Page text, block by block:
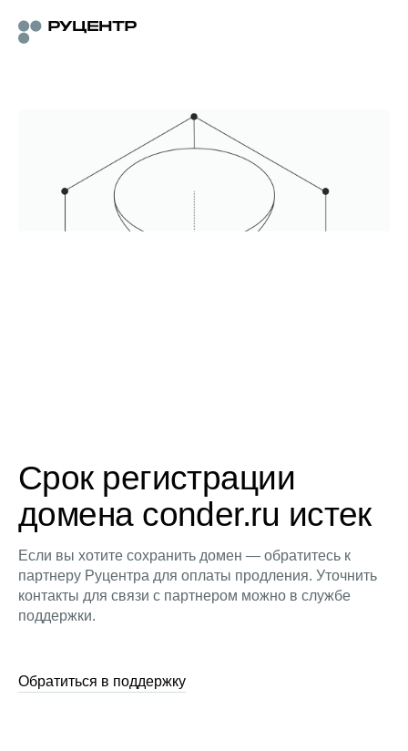
Срок регистрации
домена conder.ru истек
Если вы хотите сохранить домен — обратитесь к
партнеру Руцентра для оплаты продления. Уточнить
контакты для связи с партнером можно в службе
поддержки.
Обратиться в поддержку